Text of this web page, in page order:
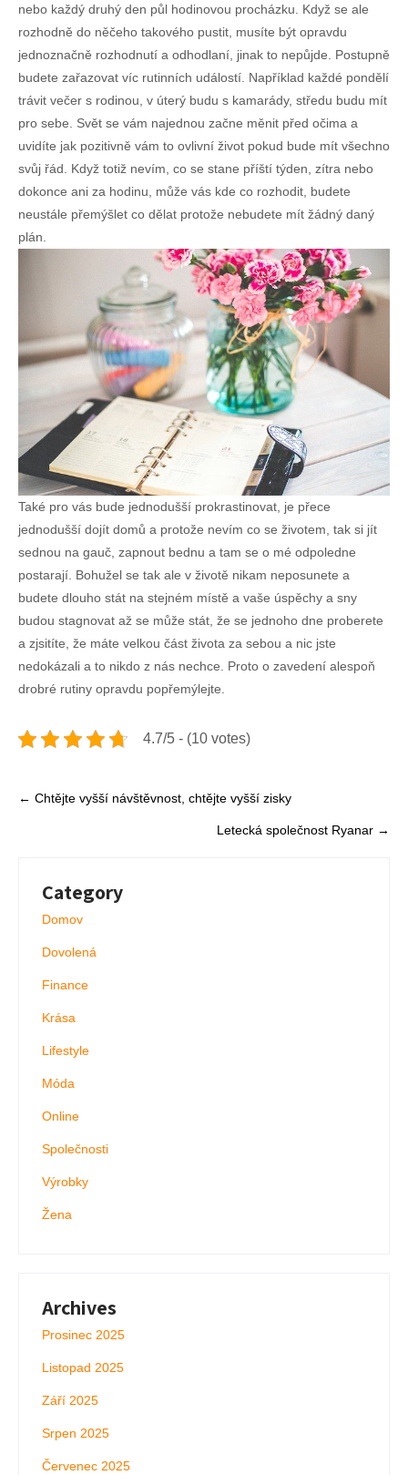
nebo každý druhý den půl hodinovou procházku. Když se ale
rozhodně do něčeho takového pustit, musíte být opravdu
jednoznačně rozhodnutí a odhodlaní, jinak to nepůjde. Postupně
budete zařazovat víc rutinních událostí. Například každé pondělí
trávit večer s rodinou, v úterý budu s kamarády, středu budu mít
pro sebe. Svět se vám najednou začne měnit před očima a
uvidíte jak pozitivně vám to ovlivní život pokud bude mít všechno
svůj řád. Když totiž nevím, co se stane příští týden, zítra nebo
dokonce ani za hodinu, může vás kde co rozhodit, budete
neustále přemýšlet co dělat protože nebudete mít žádný daný
plán.
Také pro vás bude jednodušší prokrastinovat, je přece
jednodušší dojít domů a protože nevím co se životem, tak si jít
sednou na gauč, zapnout bednu a tam se o mé odpoledne
postarají. Bohužel se tak ale v životě nikam neposunete a
budete dlouho stát na stejném místě a vaše úspěchy a sny
budou stagnovat až se může stát, že se jednoho dne proberete
a zjsitíte, že máte velkou část života za sebou a nic jste
nedokázali a to nikdo z nás nechce. Proto o zavedení alespoň
drobré rutiny opravdu popřemýlejte.
4.7/5 - (10 votes)
Post
← Chtějte vyšší návštěvnost, chtějte vyšší zisky
Letecká společnost Ryanar →
Category
Domov
Dovolená
Finance
Krása
Lifestyle
Móda
Online
Společnosti
Výrobky
Žena
Archives
Prosinec 2025
Listopad 2025
Září 2025
Srpen 2025
Červenec 2025